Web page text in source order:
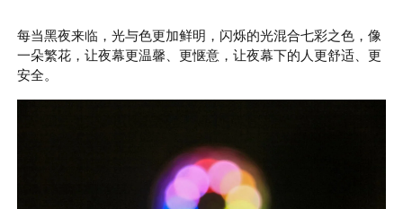
每当黑夜来临，光与色更加鲜明，闪烁的光混合七彩之色，像
一朵繁花，让夜幕更温馨、更惬意，让夜幕下的人更舒适、更
安全。